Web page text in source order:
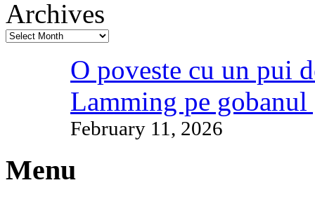
Archives
O poveste cu un pui
Lamming pe gobanul
February 11, 2026
Menu